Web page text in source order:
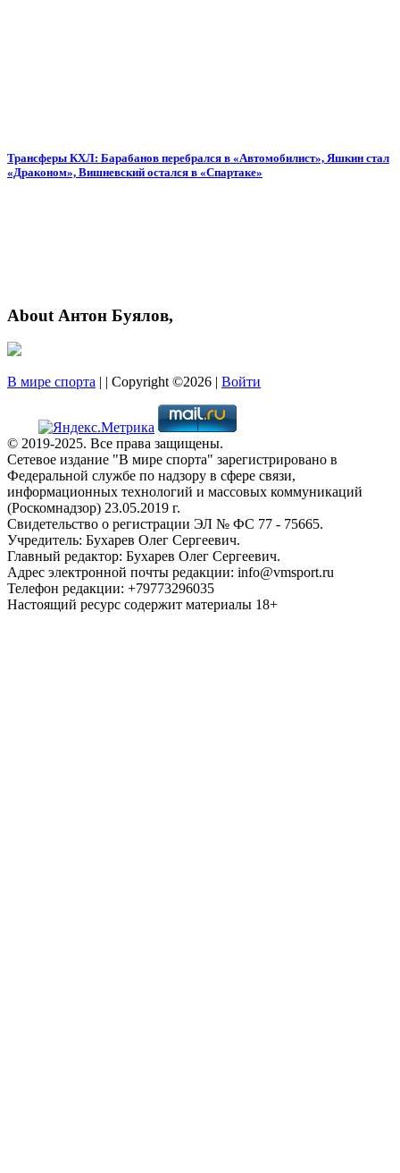
Трансферы КХЛ: Барабанов перебрался в «Автомобилист», Яшкин стал
«Драконом», Вишневский остался в «Спартаке»
About Антон Буялов,
В мире спорта | | Copyright ©2026 | Войти
© 2019-2025. Все права защищены.
Сетевое издание "В мире спорта" зарегистрировано в
Федеральной службе по надзору в сфере связи,
информационных технологий и массовых коммуникаций
(Роскомнадзор) 23.05.2019 г.
Свидетельство о регистрации ЭЛ № ФС 77 - 75665.
Учредитель: Бухарев Олег Сергеевич.
Главный редактор: Бухарев Олег Сергеевич.
Адрес электронной почты редакции: info@vmsport.ru
Телефон редакции: +79773296035
Настоящий ресурс содержит материалы 18+